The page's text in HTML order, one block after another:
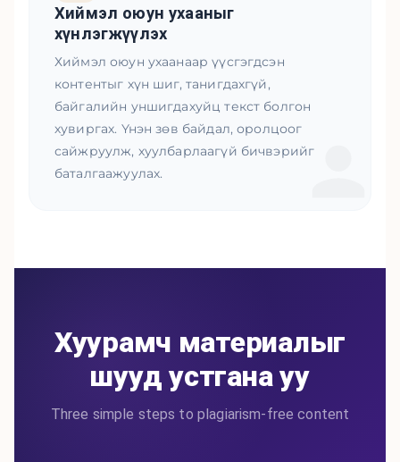
Хиймэл оюун ухааныг
хүнлэгжүүлэх
Хиймэл оюун ухаанаар үүсгэгдсэн
контентыг хүн шиг, танигдахгүй,
байгалийн уншигдахуйц текст болгон
хувиргах. Үнэн зөв байдал, оролцоог
сайжруулж, хуулбарлаагүй бичвэрийг
баталгаажуулах.
Хуурамч материалыг
шууд устгана уу
Three simple steps to plagiarism-free content